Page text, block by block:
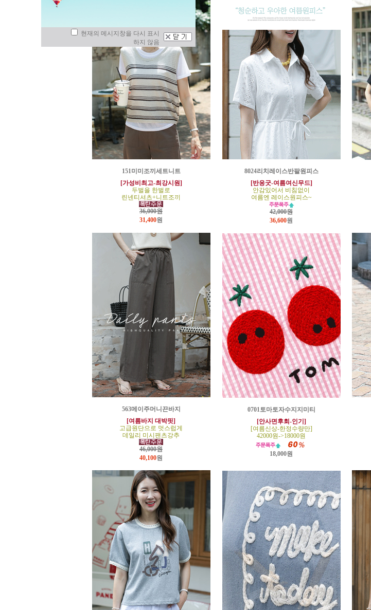
151미미조끼세트니트
[가성비최고-최강시원]
두벌을 한벌로
린넨티셔츠+니트조끼
36,000원
31,400원
8024리치레이스반팔원피스
[반응굿-여름여신무드]
안감있어서 비침없이
여름엔 레이스원피스~
42,000원
36,600원
563메이주머니끈바지
[여름바지 대박핏]
고급원단으로 멋스럽게
데일리 미시팬츠강추
46,000원
40,100원
0701토마토자수지지미티
[안사면후회-인기]
[여름신상-한정수량만]
42000원->18000원
18,000원
현재의 메시지창을 다시 표시
하지 않음